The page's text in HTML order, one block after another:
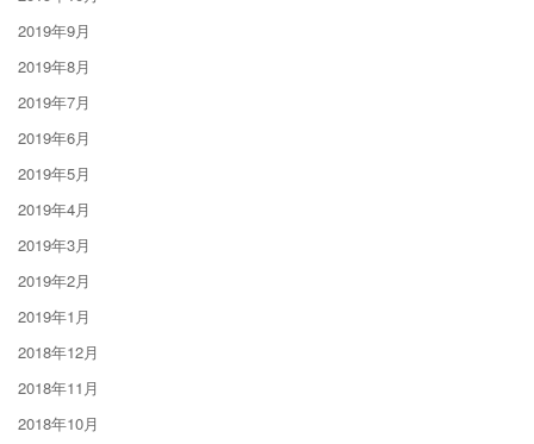
2019年9月
2019年8月
2019年7月
2019年6月
2019年5月
2019年4月
2019年3月
2019年2月
2019年1月
2018年12月
2018年11月
2018年10月